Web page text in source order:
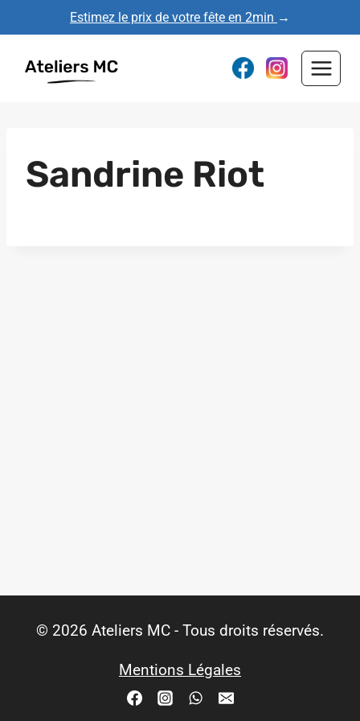
au
contenu
Estimez le prix de votre fête en 2min →
Sandrine Riot
© 2026 Ateliers MC - Tous droits réservés.
Mentions Légales